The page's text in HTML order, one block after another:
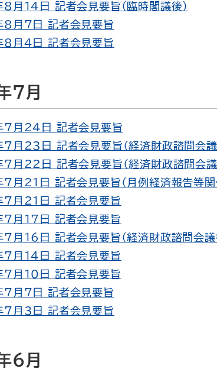
月14日 記者会見要旨（臨時閣議後）
月7日 記者会見要旨
月4日 記者会見要旨
7月
月24日 記者会見要旨
月23日 記者会見要旨（経済財政諮問会議
月22日 記者会見要旨（経済財政諮問会議
月21日 記者会見要旨（月例経済報告等関
月21日 記者会見要旨
月17日 記者会見要旨
月16日 記者会見要旨（経済財政諮問会議
月14日 記者会見要旨
月10日 記者会見要旨
月7日 記者会見要旨
月3日 記者会見要旨
6月